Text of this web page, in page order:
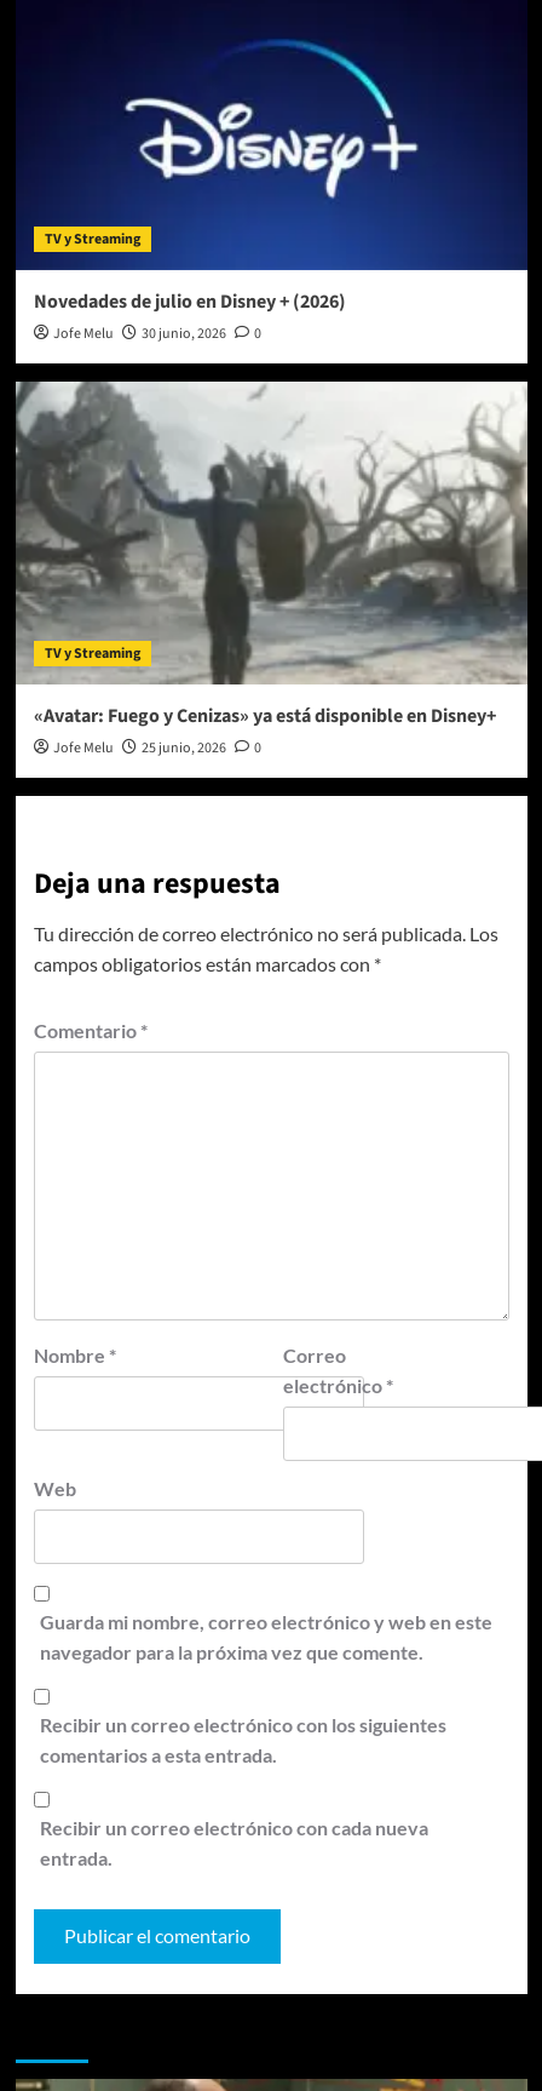
TV y Streaming
Novedades de julio en Disney + (2026)
Jofe Melu 30 junio, 2026 0
TV y Streaming
«Avatar: Fuego y Cenizas» ya está disponible en Disney+
Jofe Melu 25 junio, 2026 0
Deja una respuesta
Tu dirección de correo electrónico no será publicada. Los
campos obligatorios están marcados con *
Comentario *
Nombre *
Correo
electrónico *
Web
Guarda mi nombre, correo electrónico y web en este
navegador para la próxima vez que comente.
Recibir un correo electrónico con los siguientes
comentarios a esta entrada.
Recibir un correo electrónico con cada nueva
entrada.